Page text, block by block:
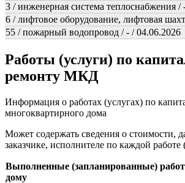
3 / инженерная система теплоснабжения /
6 / лифтовое оборудование, лифтовая
55 / пожарный водопровод / - / 04.06.2026
Работы (услуги) по
ремонту МКД
Информация о работах (услугах) по
многоквартирного дома
Может содержать сведения о стоимости,
заказчике, исполнителе по каждой работе
Выполненные (запланированные)
дому